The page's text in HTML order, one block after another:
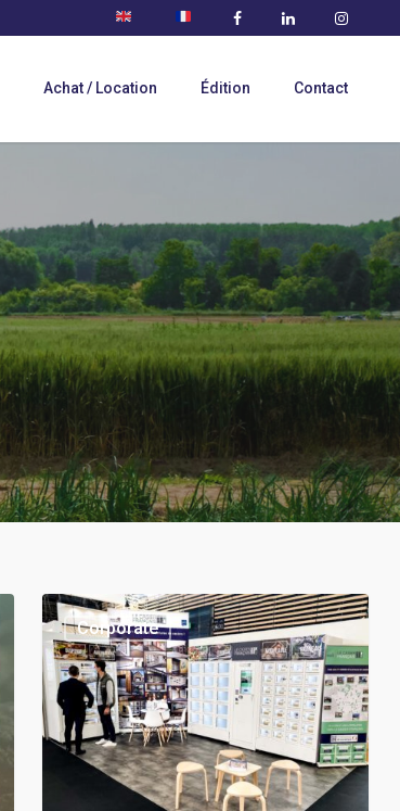
Achat / Location Édition Contact
Corporate